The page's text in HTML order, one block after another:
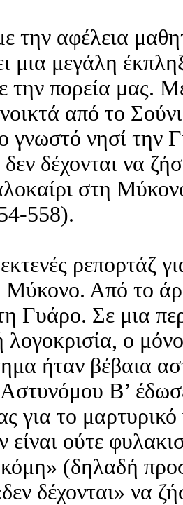
την αφέλεια
μια μεγάλη
την πορεία μας.
από το
γνωστό νησί την
δεν δέχονται να
στη
558).
ρεπορτάζ
Από το
Γυάρο. Σε μια
λογοκρισία, ο
ήταν βέβαια
Β’
για το
είναι ούτε
(δηλαδή
δέχονται» να